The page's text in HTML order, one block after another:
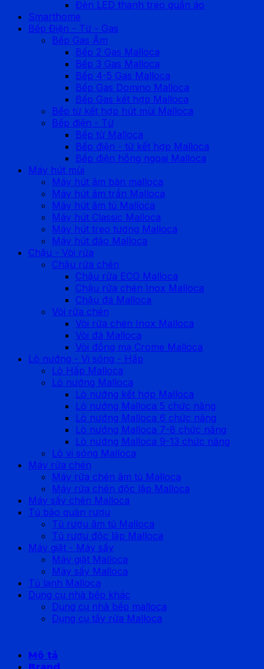
Đèn LED thanh treo quần áo
Smarthome
Bếp Điện - Từ - Gas
Bếp Gas Âm
Bếp 2 Gas Malloca
Bếp 3 Gas Malloca
Bếp 4-5 Gas Malloca
Bếp Gas Domino Malloca
Bếp Gas kết hợp Malloca
Bếp từ kết hợp hút mùi Malloca
Bếp điện - Từ
Bếp từ Malloca
Bếp điện - từ kết hợp Malloca
Bếp điện hồng ngoại Malloca
Máy hút mùi
Máy hút âm bàn malloca
Máy hút âm trần Malloca
Máy hút âm tủ Malloca
Máy hút Classic Malloca
Máy hút treo tường Malloca
Máy hút đảo Malloca
Chậu - Vòi rửa
Chậu rửa chén
Chậu rửa ECO Malloca
Chậu rửa chén Inox Malloca
Chậu đá Malloca
Vòi rửa chén
Vòi rửa chén Inox Malloca
Vòi đá Malloca
Vòi đồng mạ Crome Malloca
Lò nướng - Vi sóng - Hấp
Lò Hấp Malloca
Lò nướng Malloca
Lò nướng kết hợp Malloca
Lò nướng Malloca 5 chức năng
Lò nướng Malloca 6 chức năng
Lò nướng Malloca 7-8 chức năng
Lò nướng Malloca 9-13 chức năng
Lò vi sóng Malloca
Máy rửa chén
Máy rửa chén âm tủ Malloca
Máy rửa chén độc lập Malloca
Máy sấy chén Malloca
Tủ bảo quản rượu
Tủ rượu âm tủ Malloca
Tủ rượu độc lập Malloca
Máy giặt - Máy sấy
Máy giặt Malloca
Máy sấy Malloca
Tủ lạnh Malloca
Dụng cụ nhà bếp khác
Dụng cụ nhà bếp malloca
Dụng cụ tẩy rửa Malloca
Mô tả